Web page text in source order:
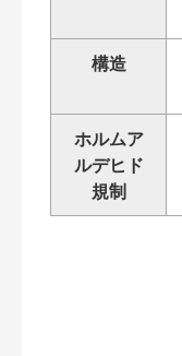
構造
ホルムア
ルデヒド
規制